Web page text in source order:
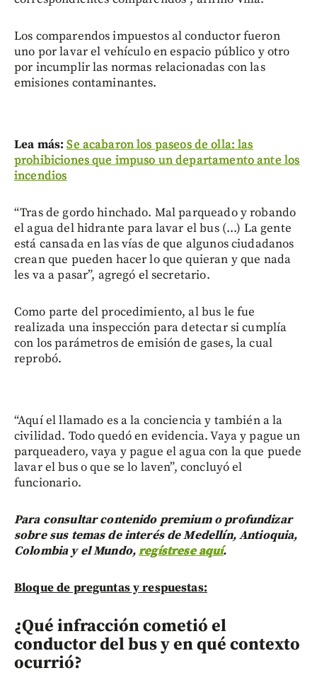
Los comparendos impuestos al conductor fueron
uno por lavar el vehículo en espacio público y otro
por incumplir las normas relacionadas con las
emisiones contaminantes.
Lea más:Se acabaron los paseos de olla: las
prohibiciones que impuso un departamento ante los
incendios
“Tras de gordo hinchado. Mal parqueado y robando
el agua del hidrante para lavar el bus (...) La gente
está cansada en las vías de que algunos ciudadanos
crean que pueden hacer lo que quieran y que nada
les va a pasar”, agregó el secretario.
Como parte del procedimiento, al bus le fue
realizada una inspección para detectar si cumplía
con los parámetros de emisión de gases, la cual
reprobó.
“Aquí el llamado es a la conciencia y también a la
civilidad. Todo quedó en evidencia. Vaya y pague un
parqueadero, vaya y pague el agua con la que puede
lavar el bus o que se lo laven”, concluyó el
funcionario.
Para consultar contenido premium o profundizar
sobre sus temas de interés de Medellín, Antioquia,
Colombia y el Mundo,regístrese aquí.
Bloque de preguntas y respuestas:
¿Qué infracción cometió el
conductor del bus y en qué contexto
ocurrió?